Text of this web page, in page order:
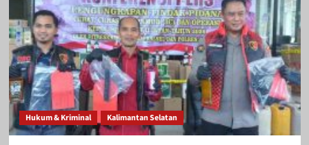
Hukum & Kriminal Kalimantan Selatan